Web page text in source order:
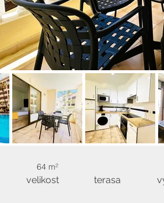
64 m²
velikost terasa